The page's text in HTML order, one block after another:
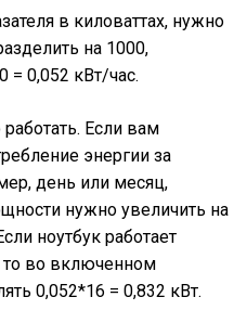
в киловаттах, нужно
на 1000,
= 0,052 кВт/час.
Если вам
энергии за
день или месяц,
нужно увеличить на
ноутбук работает
то во включенном
0,052*16 = 0,832 кВт.